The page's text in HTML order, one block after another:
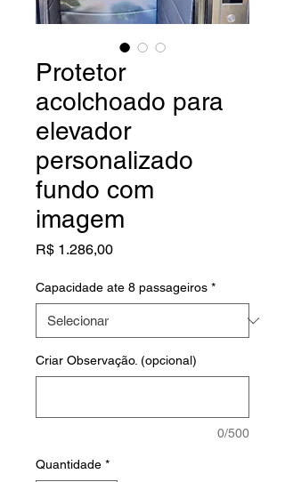
Protetor
acolchoado para
elevador
personalizado
fundo com
imagem
R$ 1.286,00Preço
Capacidade ate 8 passageiros *
Criar Observação. (opcional)
0/500
Quantidade *